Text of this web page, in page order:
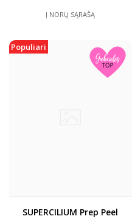
Į NORŲ SĄRAŠĄ
Populiari
SUPERCILIUM Prep Peel